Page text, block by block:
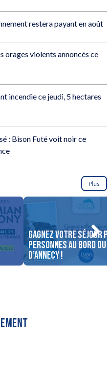
restera payant en août
orages violents annoncés ce
incendie ce jeudi, 5 hectares
: Bison Futé voit noir ce
Plus
Gagnez votre séjour
personnes au bord du
d’Annecy !